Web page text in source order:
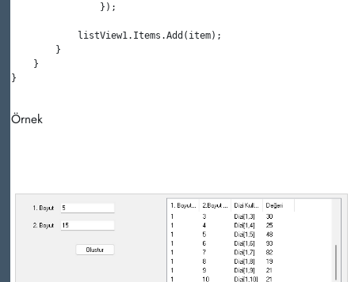
                });
            listView1.Items.Add(item);
        }
    }
}
Örnek